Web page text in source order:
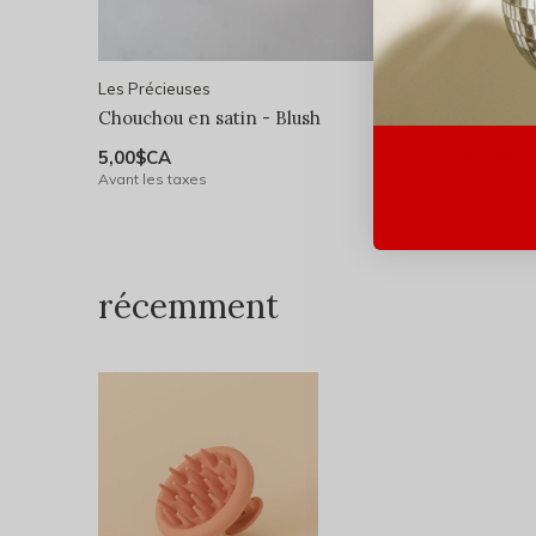
Les Précieuses
Chouchou en satin - Blush
5,00$CA
Avant les taxes
Les
récemment